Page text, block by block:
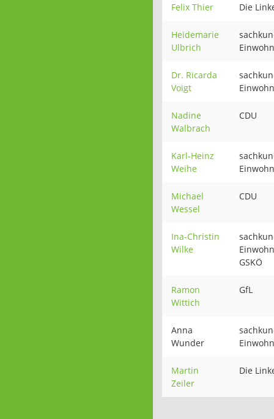
Felix Thier Die
Heidemarie
Ulbrich
Dr. Ricarda
Voigt
Nadine
Walbrach
CDU
Karl-Heinz
Weihe
Michael
Wessel
CDU
Ina-Christin
Wilke
GSKÖ
Ramon
Wittich
GfL
Anna
Wunder
Martin
Zeiler
Die